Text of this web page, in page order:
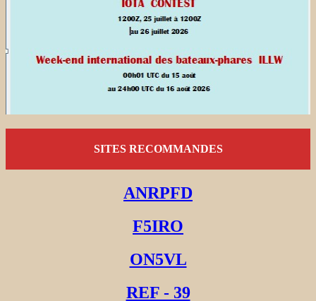
SITES RECOMMANDES
ANRPFD
F5IRO
ON5VL
REF - 39